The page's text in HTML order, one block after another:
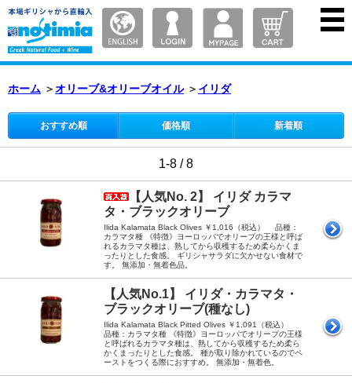
ホーム ＞オリーブ&オリーブオイル ＞ イリダ
おすすめ順 価格順 新着順
1-8 / 8
【人気No. 2】 イリダ カラマ
タ・ブラックオリーブ
Ilida Kalamata Black Olives ￥1,016（税込） 品種：
カラマタ種 《特徴》ヨーロッパでオリーブの王様と呼ば
れるカラマタ種は、熟してから収穫するため柔らかくま
ったりとした食感。 ギリシャサラダに欠かせない食材で
す。 無添加・無着色品。
【人気No.1】 イリダ・カラマタ・
ブラックオリーブ(種なし)
Ilida Kalamata Black Pitted Olives ￥1,091（税込）
品種：カラマタ種 《特徴》ヨーロッパでオリーブの王様
と呼ばれるカラマタ種は、熟してから収穫するため柔ら
かくまったりとした食感。 種が取り除かれているのでペ
ーストをつくる際におすすめ。 無添加・無着色。